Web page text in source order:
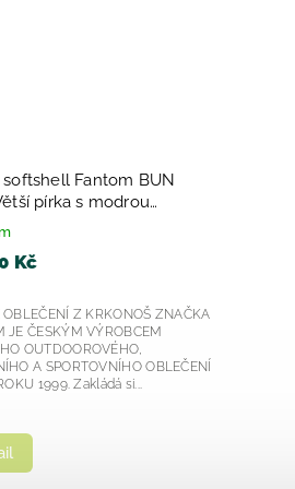
Fantom BUN 0401
modrá + modro
2026
Kč
OBLEČENÍ Z KRKONOŠ ZNAČKA
JE ČESKÝM VÝROBCEM
OUTDOOROVÉHO,
A SPORTOVNÍHO OBLEČENÍ
1999. Zakládá si...